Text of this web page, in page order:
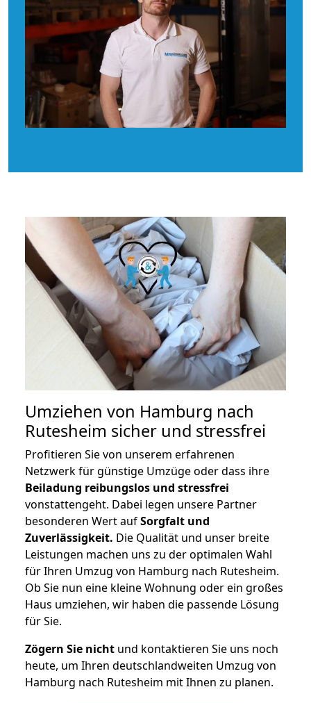
Umziehen von Hamburg nach
Rutesheim sicher und stressfrei
Profitieren Sie von unserem erfahrenen
Netzwerk für günstige Umzüge oder dass ihre
Beiladung reibungslos und stressfrei
vonstattengeht. Dabei legen unsere Partner
besonderen Wert aufSorgfalt und
Zuverlässigkeit. Die Qualität und unser breite
Leistungen machen uns zu der optimalen Wahl
für Ihren Umzug von Hamburg nach Rutesheim.
Ob Sie nun eine kleine Wohnung oder ein großes
Haus umziehen, wir haben die passende Lösung
für Sie.
Zögern Sie nicht und kontaktieren Sie uns noch
heute, um Ihren deutschlandweiten Umzug von
Hamburg nach Rutesheim mit Ihnen zu planen.